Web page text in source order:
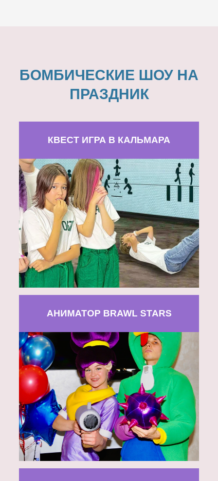
БОМБИЧЕСКИЕ ШОУ НА
ПРАЗДНИК
КВЕСТ ИГРА В КАЛЬМАРА
АНИМАТОР BRAWL STARS